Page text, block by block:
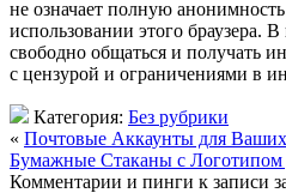
не означает полную
использовании этого браузера.
свободно общаться и получать
с цензурой и ограничениями в
Категория: Без рубрики
« Почтовые Аккаунты для
Бумажные Стаканы с
Комментарии и пинги к записи